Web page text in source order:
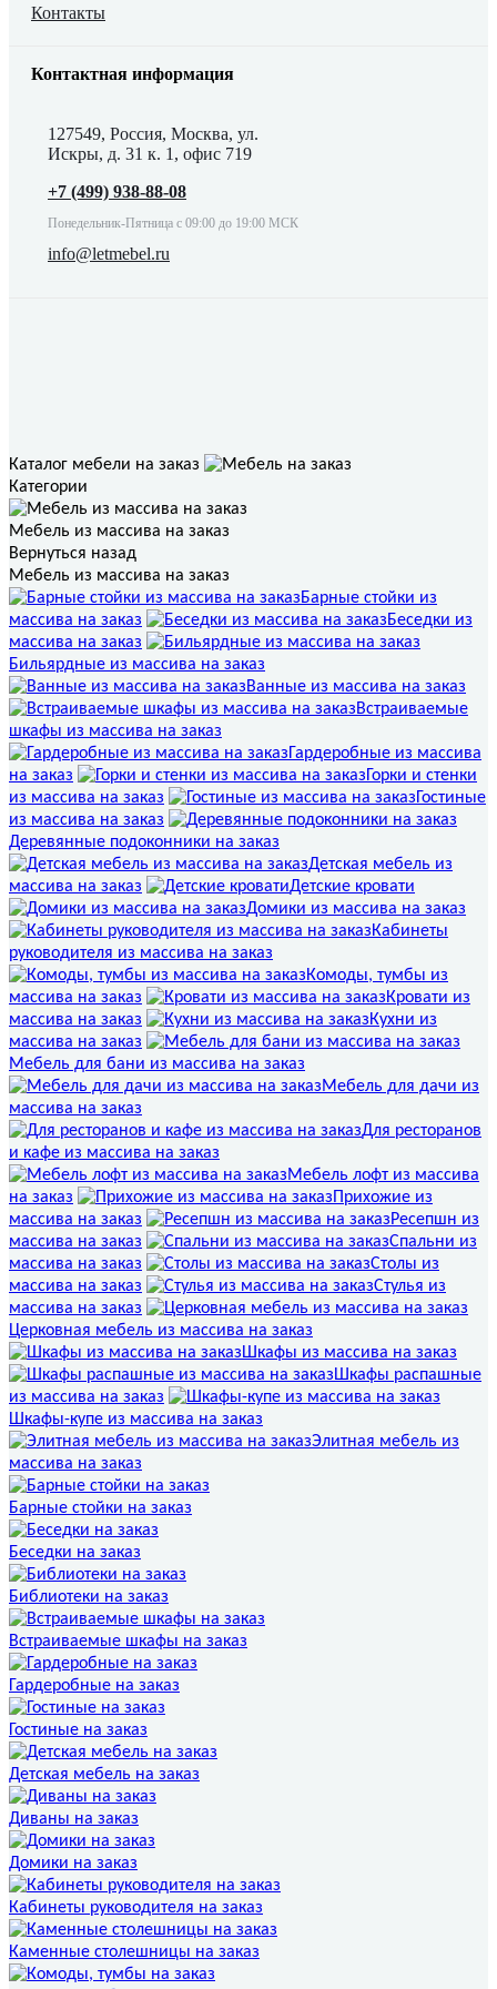
Контакты
Контактная информация
127549, Россия, Москва, ул.
Искры, д. 31 к. 1, офис 719
+7 (499) 938-88-08
Понедельник-Пятница с 09:00 до 19:00 МСК
info@letmebel.ru
Каталог мебели на заказ
Категории
Мебель из массива на заказ
Вернуться назад
Мебель из массива на заказ
Барные стойки из
массива на заказ
Беседки из
массива на заказ
Бильярдные из массива на заказ
Ванные из массива на заказ
Встраиваемые
шкафы из массива на заказ
Гардеробные из массива
на заказ
Горки и стенки
из массива на заказ
Гостиные
из массива на заказ
Деревянные подоконники на заказ
Детская мебель из
массива на заказ
Детские кровати
Домики из массива на заказ
Кабинеты
руководителя из массива на заказ
Комоды, тумбы из
массива на заказ
Кровати из
массива на заказ
Кухни из
массива на заказ
Мебель для бани из массива на заказ
Мебель для дачи из
массива на заказ
Для ресторанов
и кафе из массива на заказ
Мебель лофт из массива
на заказ
Прихожие из
массива на заказ
Ресепшн из
массива на заказ
Спальни из
массива на заказ
Столы из
массива на заказ
Стулья из
массива на заказ
Церковная мебель из массива на заказ
Шкафы из массива на заказ
Шкафы распашные
из массива на заказ
Шкафы-купе из массива на заказ
Элитная мебель из
массива на заказ
Барные стойки на заказ
Беседки на заказ
Библиотеки на заказ
Встраиваемые шкафы на заказ
Гардеробные на заказ
Гостиные на заказ
Детская мебель на заказ
Диваны на заказ
Домики на заказ
Кабинеты руководителя на заказ
Каменные столешницы на заказ